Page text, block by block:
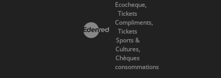
Ecocheque,
Tickets
Compliments,
Tickets
Sports &
Cultures,
Chèques
consommations